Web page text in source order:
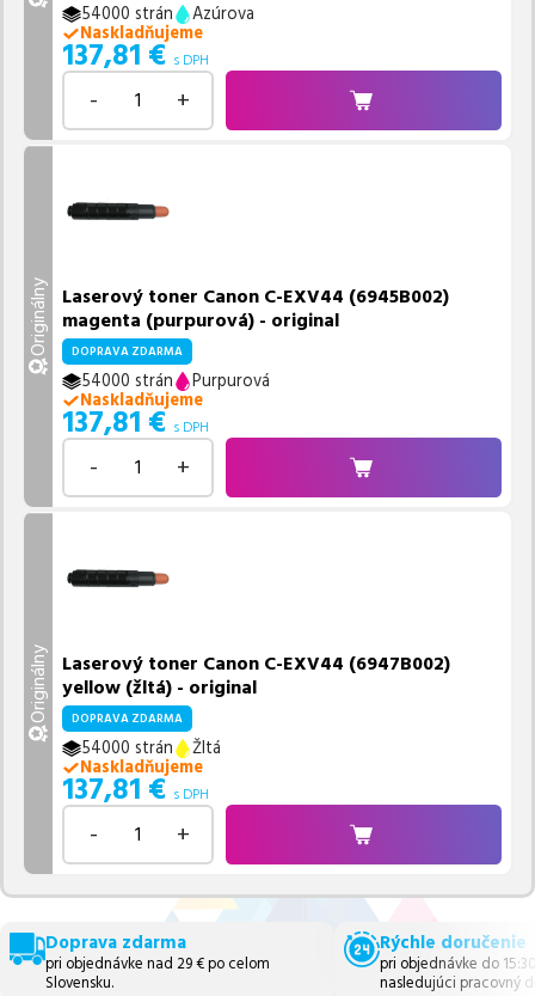
54000 strán
Azúrova
Naskladňujeme
137,81 € s DPH
- +
Originálny Laserový toner Canon C-EXV44 (6945B002)
magenta (purpurová) - original
DOPRAVA ZDARMA
54000 strán
Purpurová
Naskladňujeme
137,81 € s DPH
- +
Originálny Laserový toner Canon C-EXV44 (6947B002)
yellow (žltá) - original
DOPRAVA ZDARMA
54000 strán
Žltá
Naskladňujeme
137,81 € s DPH
- +
Doprava zdarma
pri objednávke nad 29 € po celom
Slovensku.
Rýchle doručenie
pri objednávke do
nasledujúci pracovný